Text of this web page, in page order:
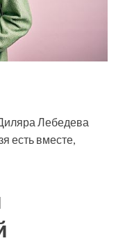
Лебедева
есть вместе,